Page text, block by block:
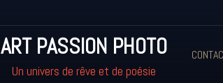
ART PASSION PHOTO
Un univers de rêve et de poésie